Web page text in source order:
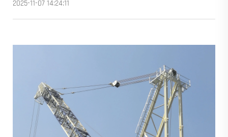
2025-11-07 14:24:11